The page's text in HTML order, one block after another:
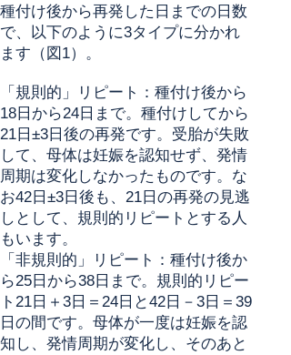
種付け後から再発した日までの日数
で、以下のように3タイプに分かれ
ます（図1）。
「規則的」リピート：種付け後から
18日から24日まで。種付けしてから
21日±3日後の再発です。受胎が失敗
して、母体は妊娠を認知せず、発情
周期は変化しなかったものです。な
お42日±3日後も、21日の再発の見逃
しとして、規則的リピートとする人
もいます。
「非規則的」リピート：種付け後か
ら25日から38日まで。規則的リピー
ト21日＋3日＝24日と42日－3日＝39
日の間です。母体が一度は妊娠を認
知し、発情周期が変化し、そのあと